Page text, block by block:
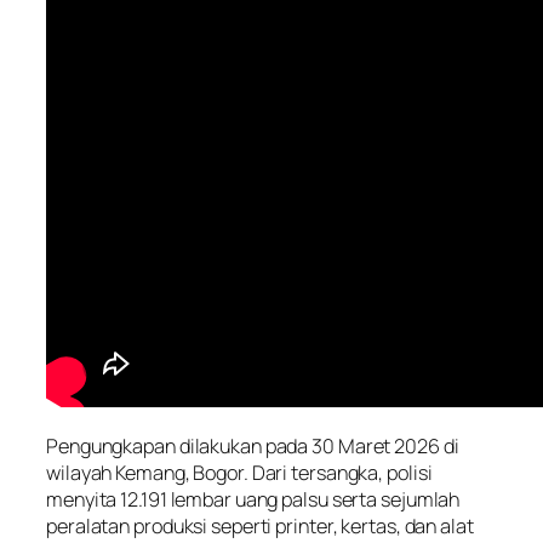
Pengungkapan dilakukan pada 30 Maret 2026 di
wilayah Kemang, Bogor. Dari tersangka, polisi
menyita 12.191 lembar uang palsu serta sejumlah
peralatan produksi seperti printer, kertas, dan alat